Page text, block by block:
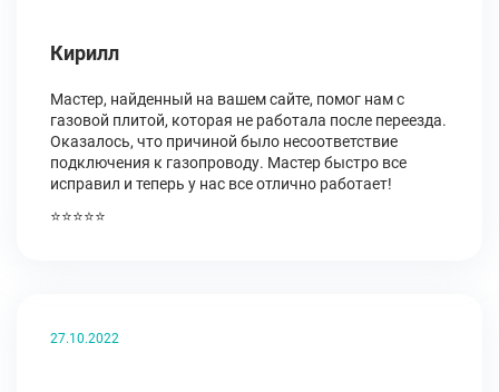
Кирилл
Мастер, найденный на вашем сайте, помог нам с
газовой плитой, которая не работала после переезда.
Оказалось, что причиной было несоответствие
подключения к газопроводу. Мастер быстро все
исправил и теперь у нас все отлично работает!
⭐⭐⭐⭐⭐
27.10.2022